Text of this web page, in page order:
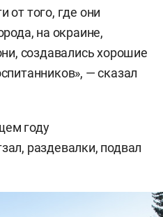
от того, где они
на окраине,
создавались хорошие
— сказал
году
раздевалки, подвал